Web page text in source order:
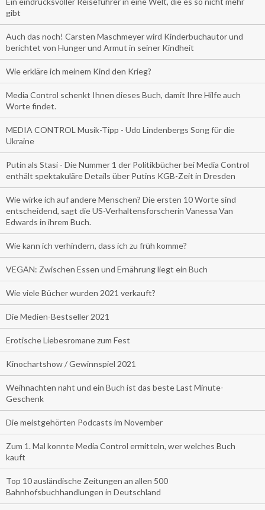
gibt
Auch das noch! Carsten Maschmeyer wird Kinderbuchautor und
berichtet von Hunger und Armut in seiner Kindheit
Wie erkläre ich meinem Kind den Krieg?
Media Control schenkt Ihnen dieses Buch, damit Ihre Hilfe auch
Worte findet.
MEDIA CONTROL Musik-Tipp - Udo Lindenbergs Song für die
Ukraine
Putin als Stasi - Die Nummer 1 der Politikbücher bei Media Control
enthält spektakuläre Details über Putins KGB-Zeit in Dresden
Wie wirke ich auf andere Menschen? Die ersten 10 Worte sind
entscheidend, sagt die US-Verhaltensforscherin Vanessa Van
Edwards in ihrem Buch.
Wie kann ich verhindern, dass ich zu früh komme?
VEGAN: Zwischen Essen und Ernährung liegt ein Buch
Wie viele Bücher wurden 2021 verkauft?
Die Medien-Bestseller 2021
Erotische Liebesromane zum Fest
Kinochartshow / Gewinnspiel 2021
Weihnachten naht und ein Buch ist das beste Last Minute-
Geschenk
Die meistgehörten Podcasts im November
Zum 1. Mal konnte Media Control ermitteln, wer welches Buch
kauft
Top 10 ausländische Zeitungen an allen 500
Bahnhofsbuchhandlungen in Deutschland